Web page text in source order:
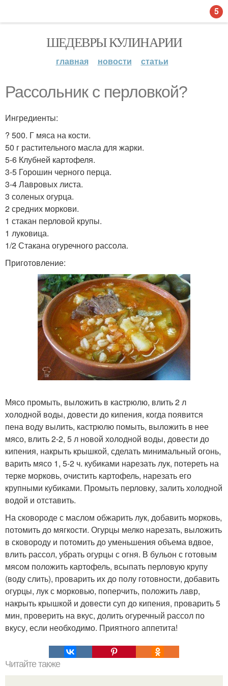
ШЕДЕВРЫ КУЛИНАРИИ
главная новости статьи
Рассольник с перловкой?
Ингредиенты:
? 500. Г мяса на кости.
50 г растительного масла для жарки.
5-6 Клубней картофеля.
3-5 Горошин черного перца.
3-4 Лавровых листа.
3 соленых огурца.
2 средних моркови.
1 стакан перловой крупы.
1 луковица.
1/2 Стакана огуречного рассола.
Приготовление:
Мясо промыть, выложить в кастрюлю, влить 2 л
холодной воды, довести до кипения, когда появится
пена воду вылить, кастрюлю помыть, выложить в нее
мясо, влить 2-2, 5 л новой холодной воды, довести до
кипения, накрыть крышкой, сделать минимальный огонь,
варить мясо 1, 5-2 ч. кубиками нарезать лук, потереть на
терке морковь, очистить картофель, нарезать его
крупными кубиками. Промыть перловку, залить холодной
водой и отставить.
На сковороде с маслом обжарить лук, добавить морковь,
потомить до мягкости. Огурцы мелко нарезать, выложить
в сковороду и потомить до уменьшения объема вдвое,
влить рассол, убрать огурцы с огня. В бульон с готовым
мясом положить картофель, всыпать перловую крупу
(воду слить), проварить их до полу готовности, добавить
огурцы, лук с морковью, поперчить, положить лавр,
накрыть крышкой и довести суп до кипения, проварить 5
мин, проверить на вкус, долить огуречный рассол по
вкусу, если необходимо. Приятного аппетита!
Читайте также
5